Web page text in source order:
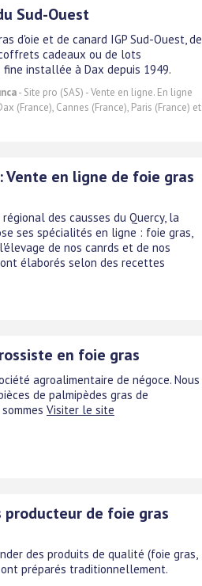
Sud-Ouest
d'oie et de canard IGP Sud-Ouest, de
cadeaux ou de lots
installée à Dax depuis 1949.
- Site pro (SAS) - Vente en ligne. En ligne
(France), Cannes (France), Paris (France) et
Vente en ligne de foie gras
des causses du Quercy, la
ses spécialités en ligne : foie gras,
de nos canrds et de nos
élaborés selon des recettes
en foie gras
agroalimentaire de négoce. Nous
de palmipèdes gras de
Visiter le site
de foie gras
des produits de qualité (foie gras,
préparés traditionnellement.